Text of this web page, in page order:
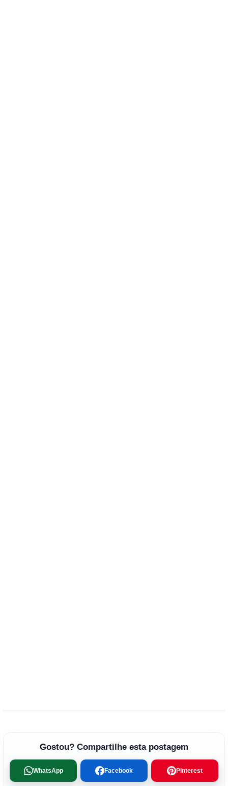
Gostou? Compartilhe esta postagem
WhatsApp Facebook Pinterest